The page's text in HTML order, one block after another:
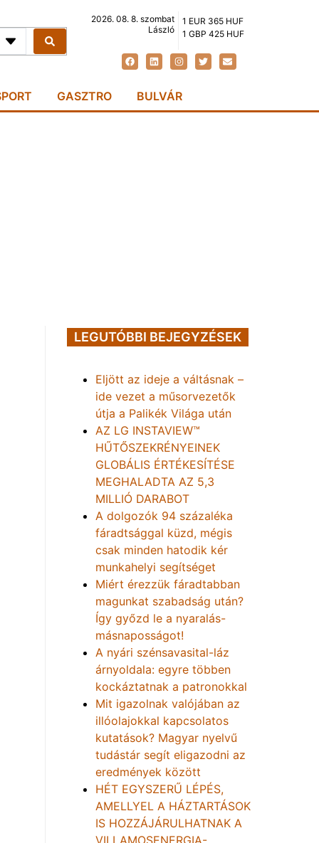
2026. 08. 8. szombat
László
1 EUR 365 HUF
1 GBP 425 HUF
GASZTRO BULVÁR
LEGUTÓBBI BEJEGYZÉSEK
Eljött az ideje a váltásnak –
ide vezet a műsorvezetők
útja a Palikék Világa után
AZ LG INSTAVIEW™
HŰTŐSZEKRÉNYEINEK
GLOBÁLIS ÉRTÉKESÍTÉSE
MEGHALADTA AZ 5,3
MILLIÓ DARABOT
A dolgozók 94 százaléka
fáradtsággal küzd, mégis
csak minden hatodik kér
munkahelyi segítséget
Miért érezzük fáradtabban
magunkat szabadság után?
Így győzd le a nyaralás-
másnaposságot!
A nyári szénsavasital-láz
árnyoldala: egyre többen
kockáztatnak a patronokkal
Mit igazolnak valójában az
illóolajokkal kapcsolatos
kutatások? Magyar nyelvű
tudástár segít eligazodni az
eredmények között
HÉT EGYSZERŰ LÉPÉS,
AMELLYEL A HÁZTARTÁSOK
IS HOZZÁJÁRULHATNAK A
VILLAMOSENERGIA-